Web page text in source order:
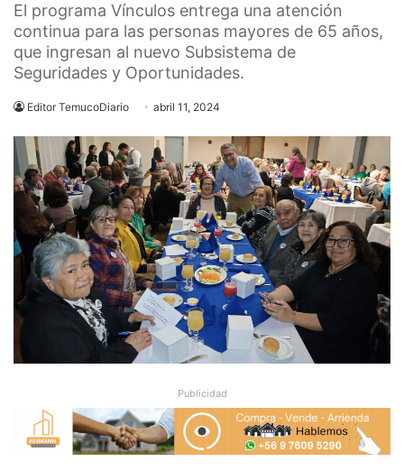
El programa Vínculos entrega una atención
continua para las personas mayores de 65 años,
que ingresan al nuevo Subsistema de
Seguridades y Oportunidades.
Editor TemucoDiario abril 11, 2024
Publicidad